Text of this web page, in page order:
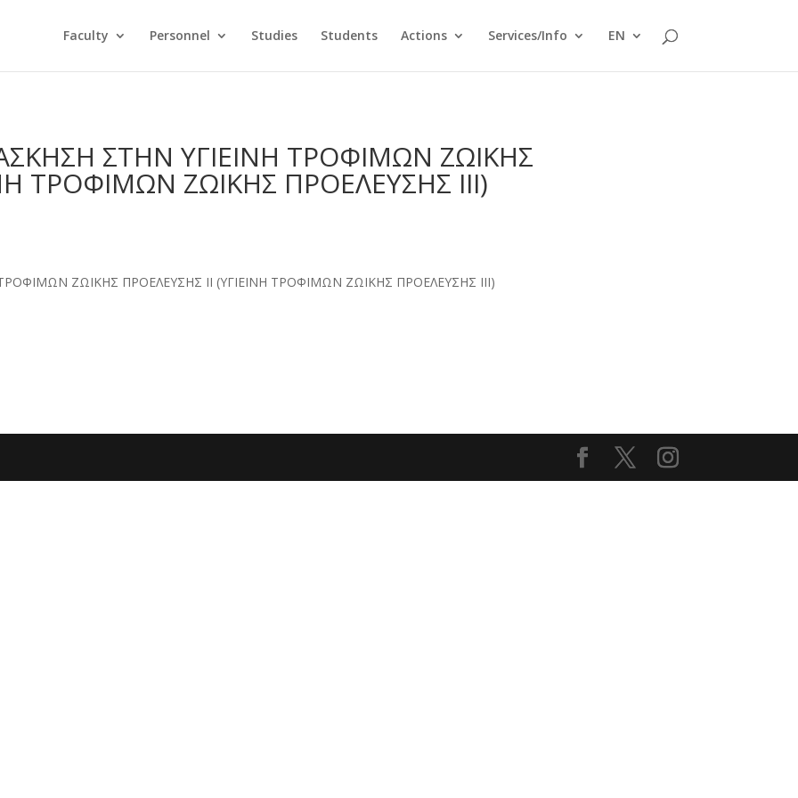
Faculty Personnel Studies Students Actions Services/Info EN
ΣΤΗΝ ΥΓΙΕΙΝΗ ΤΡΟΦΙΜΩΝ ΖΩΙΚΗΣ
ΤΡΟΦΙΜΩΝ ΖΩΙΚΗΣ ΠΡΟΕΛΕΥΣΗΣ ΙΙΙ)
ΖΩΙΚΗΣ ΠΡΟΕΛΕΥΣΗΣ ΙΙ (ΥΓΙΕΙΝΗ ΤΡΟΦΙΜΩΝ ΖΩΙΚΗΣ ΠΡΟΕΛΕΥΣΗΣ ΙΙΙ)